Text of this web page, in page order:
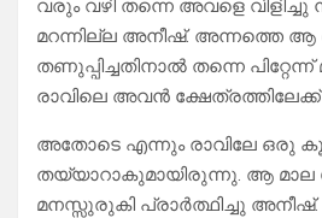
വരും വഴി തന്നെ അവളെ
മറന്നില്ല അനീഷ്. അന്നത്തെ ആ
തണുപ്പിച്ചതിനാൽ തന്നെ
രാവിലെ അവൻ
അതോടെ എന്നും രാവിലേ ഒരു
തയ്യാറാകുമായിരുന്നു. ആ മാല
മനസ്സുരുകി പ്രാർത്ഥിച്ചു